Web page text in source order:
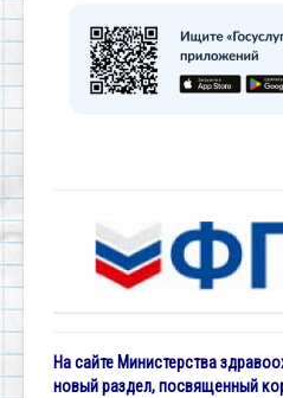
На сайте Министерства
новый раздел, посвященный